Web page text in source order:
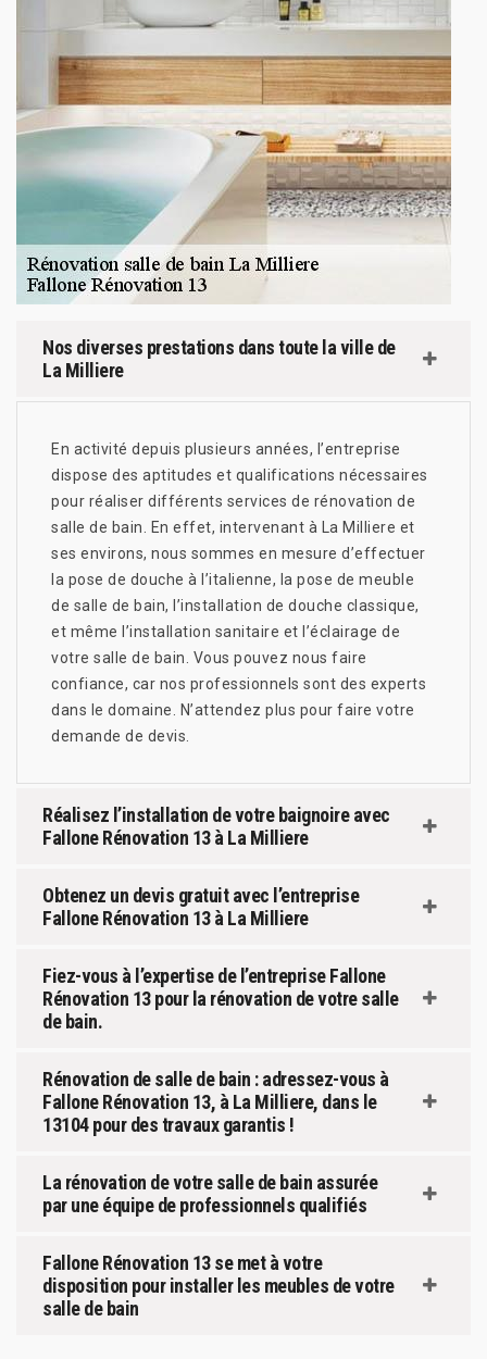
Nos diverses prestations dans toute la ville de
La Milliere
En activité depuis plusieurs années, l’entreprise
dispose des aptitudes et qualifications nécessaires
pour réaliser différents services de rénovation de
salle de bain. En effet, intervenant à La Milliere et
ses environs, nous sommes en mesure d’effectuer
la pose de douche à l’italienne, la pose de meuble
de salle de bain, l’installation de douche classique,
et même l’installation sanitaire et l’éclairage de
votre salle de bain. Vous pouvez nous faire
confiance, car nos professionnels sont des experts
dans le domaine. N’attendez plus pour faire votre
demande de devis.
Réalisez l’installation de votre baignoire avec
Fallone Rénovation 13 à La Milliere
Obtenez un devis gratuit avec l’entreprise
Fallone Rénovation 13 à La Milliere
Fiez-vous à l’expertise de l’entreprise Fallone
Rénovation 13 pour la rénovation de votre salle
de bain.
Rénovation de salle de bain : adressez-vous à
Fallone Rénovation 13, à La Milliere, dans le
13104 pour des travaux garantis !
La rénovation de votre salle de bain assurée
par une équipe de professionnels qualifiés
Fallone Rénovation 13 se met à votre
disposition pour installer les meubles de votre
salle de bain